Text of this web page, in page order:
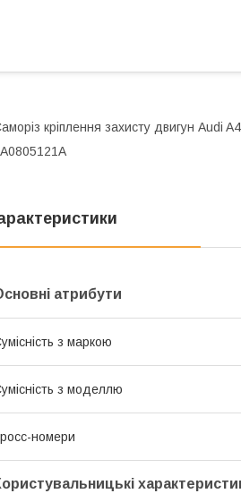
кріплення захисту двигун Audi
атрибути
з маркою
з моделлю
номери